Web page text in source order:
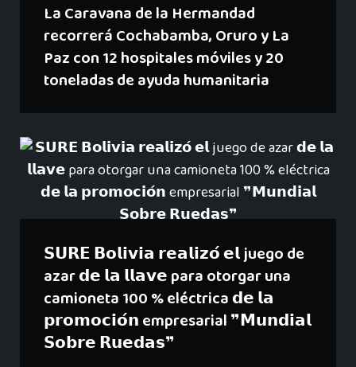
La Caravana de la Hermandad
recorrerá Cochabamba, Oruro y La
Paz con 12 hospitales móviles y 20
toneladas de ayuda humanitaria
𝗦𝗨𝗥𝗘 𝗕𝗼𝗹𝗶𝘃𝗶𝗮 𝗿𝗲𝗮𝗹𝗶𝘇𝗼́ 𝗲𝗹 juego de
azar 𝗱𝗲 𝗹𝗮 𝗹𝗹𝗮𝘃𝗲 para otorgar una
camioneta 100 % eléctrica 𝗱𝗲 𝗹𝗮
𝗽𝗿𝗼𝗺𝗼𝗰𝗶𝗼́𝗻 empresarial ❞𝗠𝘂𝗻𝗱𝗶𝗮𝗹
𝗦𝗼𝗯𝗿𝗲 𝗥𝘂𝗲𝗱𝗮𝘀❞